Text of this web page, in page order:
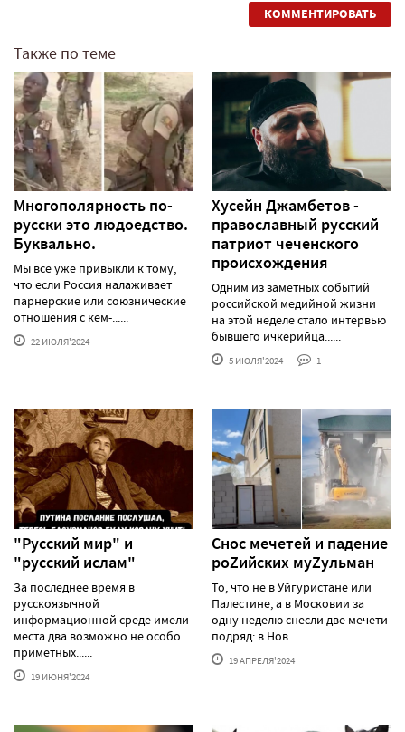
КОММЕНТИРОВАТЬ
Также по теме
Многополярность по-
русски это людоедство.
Буквально.
Мы все уже привыкли к тому,
что если Россия налаживает
парнерские или союзнические
отношения с кем-......
22 ИЮЛЯ'2024
Хусейн Джамбетов -
православный русский
патриот чеченского
происхождения
Одним из заметных событий
российской медийной жизни
на этой неделе стало интервью
бывшего ичкерийца......
5 ИЮЛЯ'2024 1
"Русский мир" и
"русский ислам"
За последнее время в
русскоязычной
информационной среде имели
места два возможно не особо
приметных......
19 ИЮНЯ'2024
Снос мечетей и падение
роZийских муZульман
То, что не в Уйгуристане или
Палестине, а в Московии за
одну неделю снесли две мечети
подряд: в Нов......
19 АПРЕЛЯ'2024